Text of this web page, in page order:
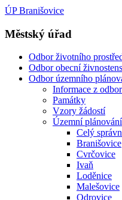
ÚP Branišovice
Městský úřad
Odbor životního
Odbor obecní
Odbor územního
Informace z
Památky
Vzory žádostí
Územní plánování
Celý
Branišovice
Cvrčovice
Ivaň
Loděnice
Malešovice
Odrovice